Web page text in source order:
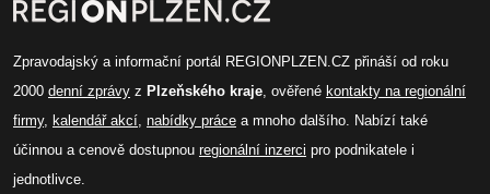
Zpravodajský a informační portál REGIONPLZEN.CZ přináší od roku
2000 denní zprávy z Plzeňského kraje, ověřené kontakty na regionální
firmy, kalendář akcí, nabídky práce a mnoho dalšího. Nabízí také
účinnou a cenově dostupnou regionální inzerci pro podnikatele i
jednotlivce.